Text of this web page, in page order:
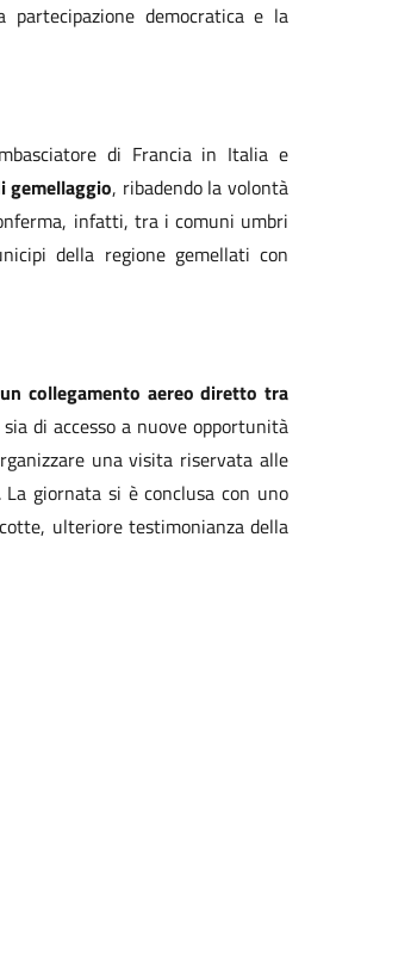
democratica e la
di Francia in Italia e
gemellaggio, ribadendo la volontà
infatti, tra i comuni umbri
della regione gemellati con
collegamento aereo diretto tra
di accesso a nuove opportunità
una visita riservata alle
La giornata si è conclusa con uno
ulteriore testimonianza della